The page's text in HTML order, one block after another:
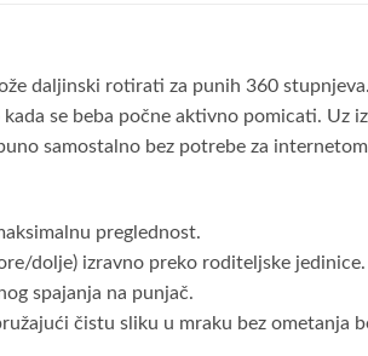
daljinski rotirati za punih 360
se beba počne aktivno pomicati. Uz
samostalno bez potrebe za
preglednost.
dolje) izravno preko roditeljske jedinice.
spajanja na punjač.
čistu sliku u mraku bez ometanja